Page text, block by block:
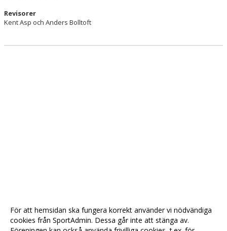
Revisorer
Kent Asp och Anders Bolltoft
För att hemsidan ska fungera korrekt använder vi nödvändiga
cookies från SportAdmin. Dessa går inte att stänga av.